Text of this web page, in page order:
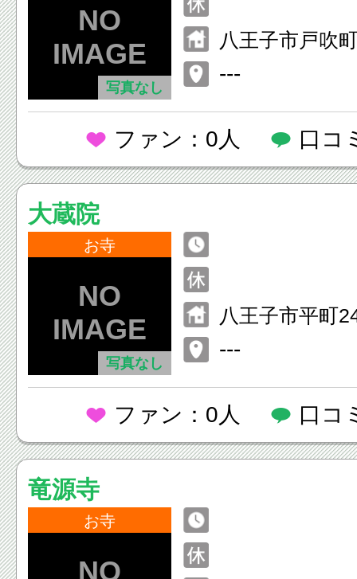
写真なし
八王子市戸吹
---
ファン：0人 口コ
大蔵院
お寺
写真なし
八王子市平町
---
ファン：0人 口コ
竜源寺
お寺